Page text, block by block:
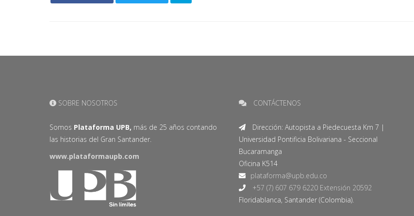
SOBRE NOSOTROS
Somos Plataforma UPB, más de 25 años contando
las historias del Gran Santander.
www.plataformaupb.com
CONTÁCTENOS
Dirección: Autopista a Piedecuesta Km 7 |
Universidad Pontificia Bolivariana - Seccional
Bucaramanga
Oficina K514
+57 (7) 607 679 6220 Extensión 20592
Floridablanca, Santander (Colombia).